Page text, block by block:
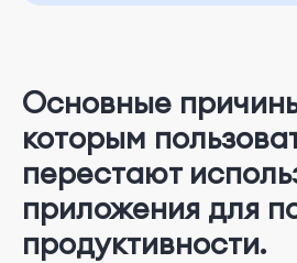
Основные
которым
перестают
приложения для
продуктивности.